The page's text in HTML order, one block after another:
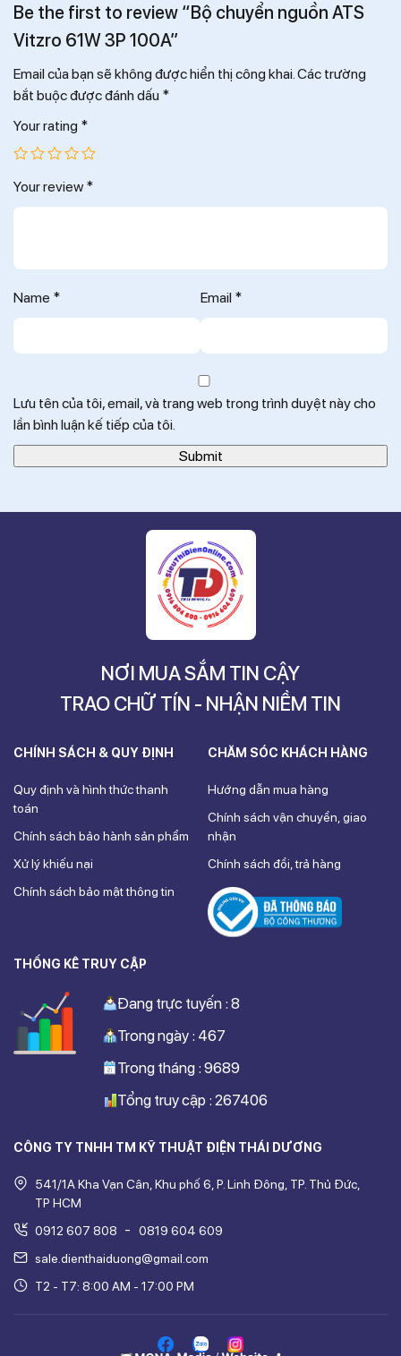
Be the first to review “Bộ chuyển nguồn ATS
Vitzro 61W 3P 100A”
Email của bạn sẽ không được hiển thị công khai. Các trường
bắt buộc được đánh dấu *
Your rating *
Your review *
Name * Email *
Lưu tên của tôi, email, và trang web trong trình duyệt này cho
lần bình luận kế tiếp của tôi.
NƠI MUA SẮM TIN CẬY
TRAO CHỮ TÍN - NHẬN NIỀM TIN
CÔNG TY TNHH TM KỸ THUẬT ĐIỆN THÁI DƯƠNG
541/1A Kha Vạn Cân, Khu phố 6, P. Linh Đông, TP. Thủ Đức,
TP HCM
0912 607 808
-
0819 604 609
sale.dienthaiduong@gmail.com
T2 - T7: 8:00 AM - 17:00 PM
CHÍNH SÁCH & QUY ĐỊNH
Quy định và hình thức thanh
toán
Chính sách bảo hành sản phẩm
Xử lý khiếu nại
Chính sách bảo mật thông tin
CHĂM SÓC KHÁCH HÀNG
Hướng dẫn mua hàng
Chính sách vận chuyển, giao
nhận
Chính sách đổi, trả hàng
THỐNG KÊ TRUY CẬP
Trong ngày : 467
Trong tháng : 9689
Tổng truy cập : 267406
Đang trực tuyến : 8